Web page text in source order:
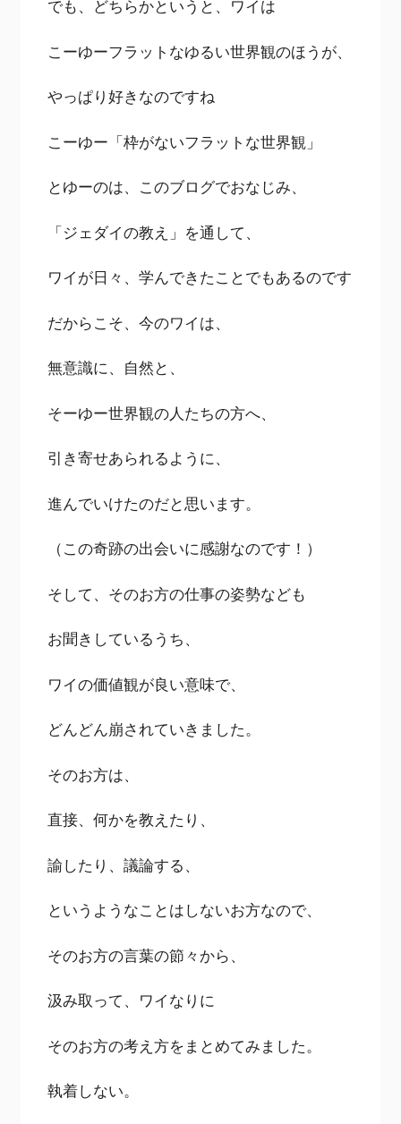
でも、どちらかというと、ワイは
こーゆーフラットなゆるい世界観のほうが、
やっぱり好きなのですね
こーゆー「枠がないフラットな世界観」
とゆーのは、このブログでおなじみ、
「ジェダイの教え」を通して、
ワイが日々、学んできたことでもあるのです
だからこそ、今のワイは、
無意識に、自然と、
そーゆー世界観の人たちの方へ、
引き寄せあられるように、
進んでいけたのだと思います。
（この奇跡の出会いに感謝なのです！）
そして、そのお方の仕事の姿勢なども
お聞きしているうち、
ワイの価値観が良い意味で、
どんどん崩されていきました。
そのお方は、
直接、何かを教えたり、
諭したり、議論する、
というようなことはしないお方なので、
そのお方の言葉の節々から、
汲み取って、ワイなりに
そのお方の考え方をまとめてみました。
執着しない。